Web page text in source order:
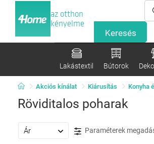
az otthon
kényelme
Lakástextil Bútorok
Akciós kínálat Kiárusítás Konyha
Röviditalos poharak
Ár Paraméterek